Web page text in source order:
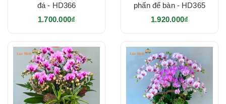
đá - HD366
1.700.000₫
phấn để bàn - HD365
1.920.000₫